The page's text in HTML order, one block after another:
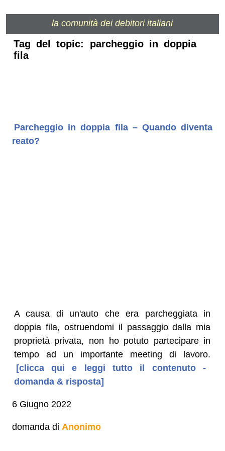
la comunità dei debitori italiani
Tag del topic: parcheggio in doppia
fila
Parcheggio in doppia fila – Quando diventa
reato?
A causa di un'auto che era parcheggiata in
doppia fila, ostruendomi il passaggio dalla mia
proprietà privata, non ho potuto partecipare in
tempo ad un importante meeting di lavoro.
[clicca qui e leggi tutto il contenuto -
domanda & risposta]
6 Giugno 2022
domanda di Anonimo